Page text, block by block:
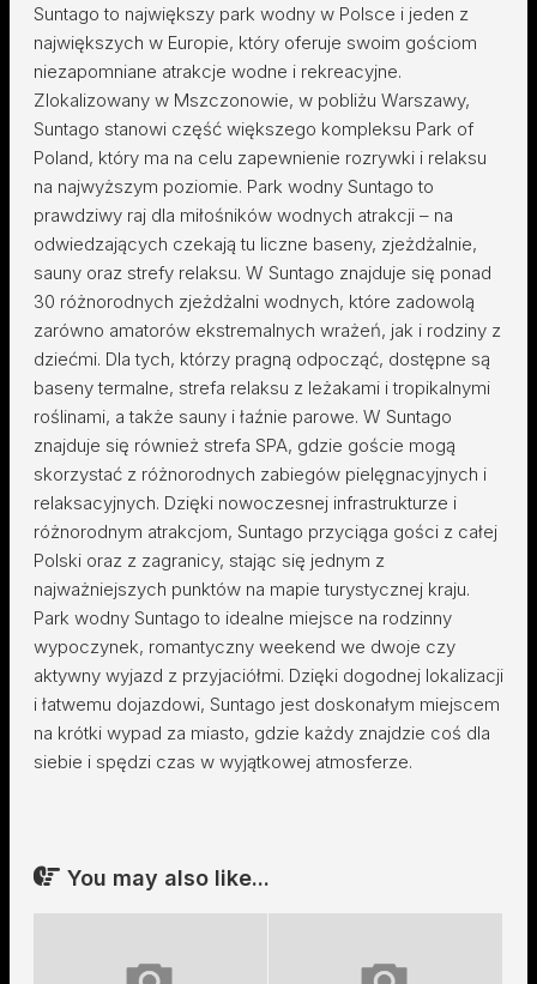
Suntago to największy park wodny w Polsce i jeden z
największych w Europie, który oferuje swoim gościom
niezapomniane atrakcje wodne i rekreacyjne.
Zlokalizowany w Mszczonowie, w pobliżu Warszawy,
Suntago stanowi część większego kompleksu Park of
Poland, który ma na celu zapewnienie rozrywki i relaksu
na najwyższym poziomie. Park wodny Suntago to
prawdziwy raj dla miłośników wodnych atrakcji – na
odwiedzających czekają tu liczne baseny, zjeżdżalnie,
sauny oraz strefy relaksu. W Suntago znajduje się ponad
30 różnorodnych zjeżdżalni wodnych, które zadowolą
zarówno amatorów ekstremalnych wrażeń, jak i rodziny z
dziećmi. Dla tych, którzy pragną odpocząć, dostępne są
baseny termalne, strefa relaksu z leżakami i tropikalnymi
roślinami, a także sauny i łaźnie parowe. W Suntago
znajduje się również strefa SPA, gdzie goście mogą
skorzystać z różnorodnych zabiegów pielęgnacyjnych i
relaksacyjnych. Dzięki nowoczesnej infrastrukturze i
różnorodnym atrakcjom, Suntago przyciąga gości z całej
Polski oraz z zagranicy, stając się jednym z
najważniejszych punktów na mapie turystycznej kraju.
Park wodny Suntago to idealne miejsce na rodzinny
wypoczynek, romantyczny weekend we dwoje czy
aktywny wyjazd z przyjaciółmi. Dzięki dogodnej lokalizacji
i łatwemu dojazdowi, Suntago jest doskonałym miejscem
na krótki wypad za miasto, gdzie każdy znajdzie coś dla
siebie i spędzi czas w wyjątkowej atmosferze.
You may also like...